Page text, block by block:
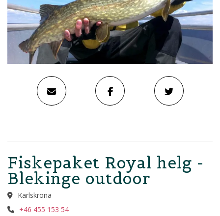
Fiskepaket Royal helg -
Blekinge outdoor
Karlskrona
+46 455 153 54